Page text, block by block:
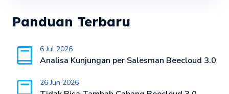
Panduan Terbaru
6 Jul 2026
Analisa Kunjungan per Salesman Beecloud 3.0
26 Jun 2026